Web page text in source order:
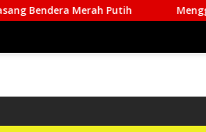
Merah Putih Menggali